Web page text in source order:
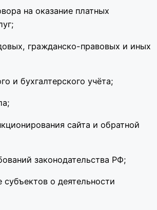
на оказание платных
гражданско-правовых и иных
и бухгалтерского учёта;
сайта и обратной
законодательства РФ;
о деятельности